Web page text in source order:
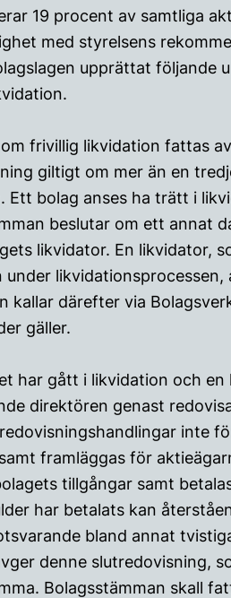
19 procent av samtliga
med styrelsens
upprättat följande
frivillig likvidation fattas
giltigt om mer än en
Ett bolag anses ha trätt i
beslutar om ett annat
likvidator. En likvidator,
under
kallar därefter via
gäller.
har gått i likvidation och
direktören genast
inte
framläggas för
tillgångar samt
har betalats kan
bland annat
denne slutredovisning,
Bolagsstämman skall